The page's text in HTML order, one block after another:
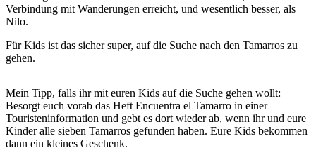
Verbindung mit Wanderungen erreicht, und wesentlich besser, als
Nilo.
Für Kids ist das sicher super, auf die Suche nach den Tamarros zu
gehen.
Mein Tipp, falls ihr mit euren Kids auf die Suche gehen wollt:
Besorgt euch vorab das Heft Encuentra el Tamarro in einer
Touristeninformation und gebt es dort wieder ab, wenn ihr und eure
Kinder alle sieben Tamarros gefunden haben. Eure Kids bekommen
dann ein kleines Geschenk.